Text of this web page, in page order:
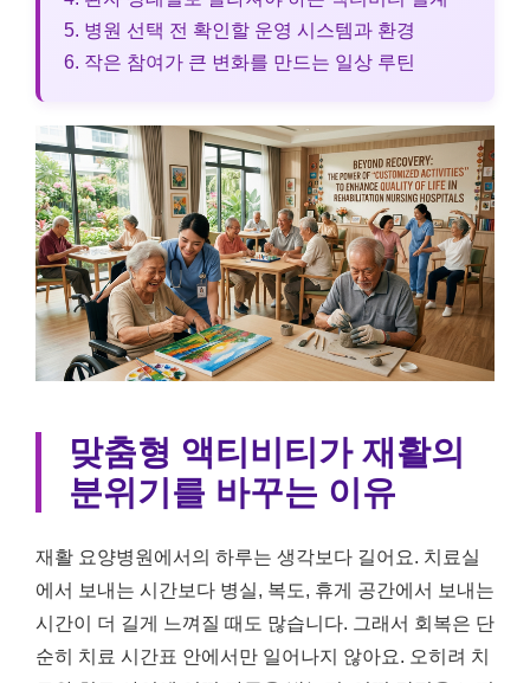
5. 병원 선택 전 확인할 운영 시스템과 환경
6. 작은 참여가 큰 변화를 만드는 일상 루틴
맞춤형 액티비티가 재활의
분위기를 바꾸는 이유
재활 요양병원에서의 하루는 생각보다 길어요. 치료실
에서 보내는 시간보다 병실, 복도, 휴게 공간에서 보내는
시간이 더 길게 느껴질 때도 많습니다. 그래서 회복은 단
순히 치료 시간표 안에서만 일어나지 않아요. 오히려 치